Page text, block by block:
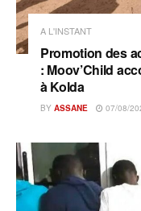
A L'INSTANT
Promotion des
: Moov’Child
à Kolda
BY ASSANE 07/08/